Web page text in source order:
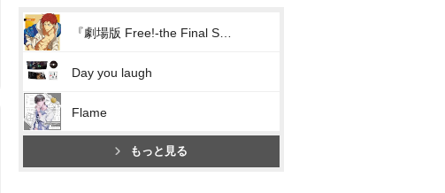
Day you laugh
Flame
もっと見る